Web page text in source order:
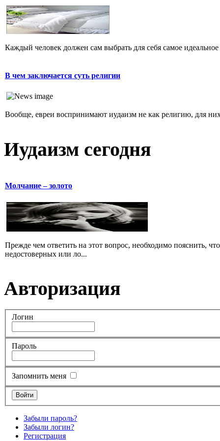
Каждый человек должен сам выбрать для себя самое
В чем заключается суть религии
Вообще, евреи воспринимают иудаизм не как религию, для
Иудаизм сегодня
Молчание – золото
Прежде чем ответить на этот вопрос, необходимо пояснить,
недостоверных или ло...
Авторизация
Логин
Пароль
Запомнить меня
Забыли пароль?
Забыли логин?
Регистрация